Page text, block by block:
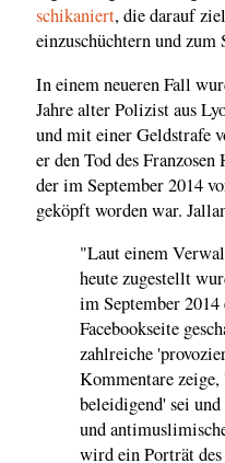
schikaniert, die darauf
einzuschüchtern und zum
In einem neueren Fall
Jahre alter Polizist aus
und mit einer Geldstrafe
er den Tod des
der im September 2014
geköpft worden war.
"Laut einem
heute zugestellt
im September 2014
Facebookseite
zahlreiche
Kommentare
beleidigend' sei
und
wird ein Porträt